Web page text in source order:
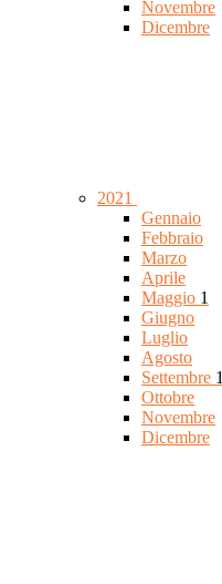
Novembre
Dicembre
2021
Gennaio
Febbraio
Marzo
Aprile
Maggio 1
Giugno
Luglio
Agosto
Settembre 1
Ottobre
Novembre
Dicembre